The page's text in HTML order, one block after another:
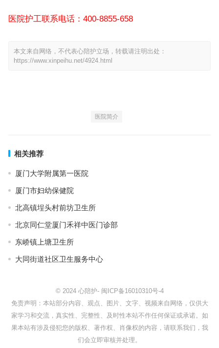
医院护工联系电话：400-8855-658
本文来自网络，不代表心陪护立场，转载请注明出处：
https://www.xinpeihu.net/4924.html
医院简介
相关推荐
厦门大学附属第一医院
厦门市妇幼保健院
北高镇埕头村前坊卫生所
北京同仁堂厦门禾祥中医门诊部
东峤镇上塘卫生所
大同街道社区卫生服务中心
© 2024 心陪护- 闽ICP备16010310号-4
免责声明：本站部分内容、观点、图片、文字、视频来自网络，仅供大
家学习和交流，真实性、完整性、及时性本站不作任何保证或承诺。如
果本站有涉及侵犯您的版权、著作权、肖像权的内容，请联系我们，我
们会立即审核并处理。